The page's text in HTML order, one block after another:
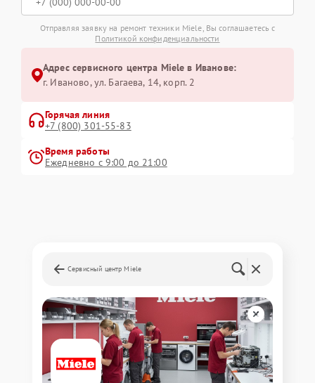
Отправляя заявку на ремонт техники Miele, Вы соглашаетесь с
Политикой конфиденциальности
Адрес сервисного центра Miele в Иванове:
г. Иваново, ул. Багаева, 14, корп. 2
Горячая линия
+7 (800) 301-55-83
Время работы
Ежедневно с 9:00 до 21:00
Сервисный центр Miele